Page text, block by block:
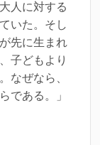
人に対する
いた。そし
先に生まれ
子どもより
なぜなら、
である。」